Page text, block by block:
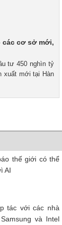
các cơ sở mới,
tư 450 nghìn tỷ
xuất mới tại Hàn
thế giới có thể
AI
tác với các nhà
và Intel